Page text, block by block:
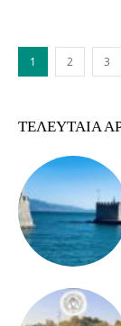
1 2 3
ΤΕΛΕΥΤΑΊΑ